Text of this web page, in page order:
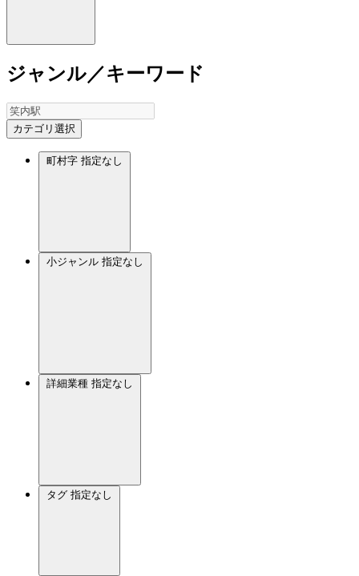
ジャンル／キーワード
カテゴリ選択
町村字 指定なし
小ジャンル 指定なし
詳細業種 指定なし
タグ 指定なし